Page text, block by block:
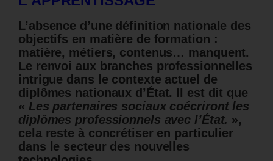
L’absence d’une définition nationale des
objectifs en matière de formation :
matière, métiers, contenus… manquent.
Le renvoi aux branches professionnelles
intrigue dans le contexte actuel de
diplômes nationaux d’État. Il est dit que
« Les partenaires sociaux coécriront les
diplômes professionnels avec l’État. »,
cela reste à concrétiser en particulier
dans le secteur des nouvelles